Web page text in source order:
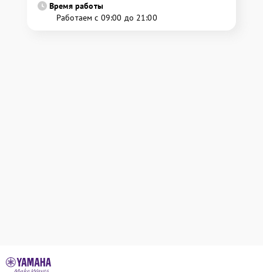
Время работы
Работаем с 09:00 до 21:00